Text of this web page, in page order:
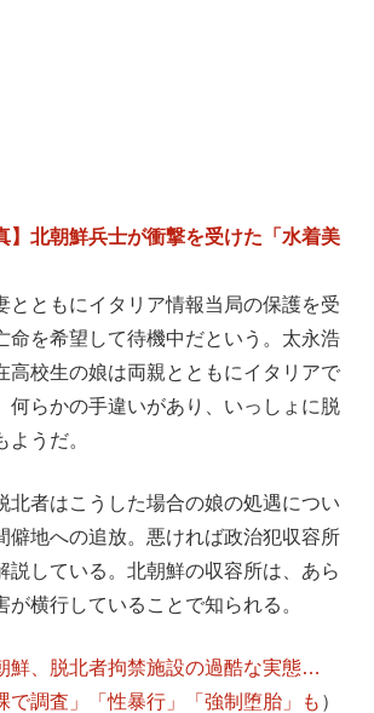
】北朝鮮兵士が衝撃を受けた「水着美
とともにイタリア情報当局の保護を受
命を希望して待機中だという。太永浩
高校生の娘は両親とともにイタリアで
何らかの手違いがあり、いっしょに脱
うだ。
北者はこうした場合の娘の処遇につい
僻地への追放。悪ければ政治犯収容所
説している。北朝鮮の収容所は、あら
が横行していることで知られる。
鮮、脱北者拘禁施設の過酷な実態…
で調査」「性暴行」「強制堕胎」も ）